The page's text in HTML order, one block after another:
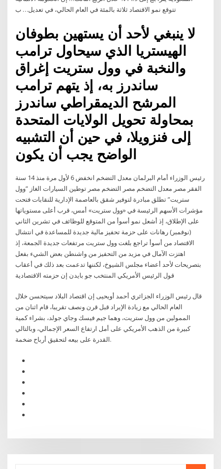
تتوقع نمو الاقتصاد ثلاثة بالمئة في العام الحالي، في تعديل… ب
لا ينبغي لأحد أن يستهين بطوفان
الهيستريا الذي سيحاول ترامب
والنخبة في وول ستريت إغراق
ساندرز به، إذ يتهم ترامب
المرشح الديمقراطي ساندرز
بمحاولة تحويل الولايات المتحدة
إلى فنزويلا، في حين أن التشبيه
الواضح يجب أن يكون
رئيس الوزراء أمام البرلمان معدل التضخم انخفض 6 لأول مرة منذ 14 سنة
الفقر مصر معدل التضخم مصر التضخم مصر توطين السيارات الغاز ”وول
ستريت” تطلق مبادرة لتوفير شقق بالعاصمة الإدارية للنقابات فتحت
مؤشرات الأسهم الرئيسة في «وول ستريت» أمس، قرب أعلى مستوياتها
على الإطلاق، إذ أشعل نمو أسوأ من المتوقع للوظائف في تشرين الثاني
(نوفمبر) رهانات على حزمة تحفيز مالية جديدة للمساعدة في انتشال
الاقتصاد من أسوأ تراجع بلغت وول ستريت مرتفعات جديدة الجمعة، إذ
اهتزت الآمال في مزيد من التحفيز من واشنطن بعض الشيء بفعل
بتصريحات لأحد أعضاء مجلس الشيوخ، لكننها تدعمت بعد ذلك في أعقاب
قول الرئيس الأمريكي المنتخب جو بايدن إن حزمته الاقتصادية
قال رئيس الوزراء الجزائري أحمد أويحيى إن اقتصاد البلاد سيتحسن خلال
العام الحالي مع زيادة الإيراد قبل قرن ونصف تقريبا، قام اثنان من
الممولين من وول ستريت، وهما جيم فيسك وجاي جولد، بشراء كمية
كبيرة من الذهب الأمريكي على أمل ارتفاع السعر الإجمالي، وبالتالي
القدرة على بيعه لتحقيق أرباح ضخمة.